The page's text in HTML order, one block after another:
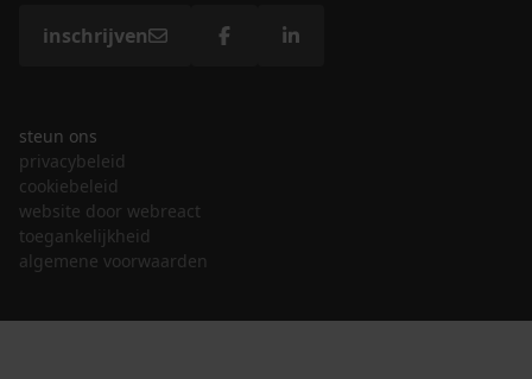
inschrijven
steun ons
privacybeleid
cookiebeleid
website door webreact
toegankelijkheid
algemene voorwaarden